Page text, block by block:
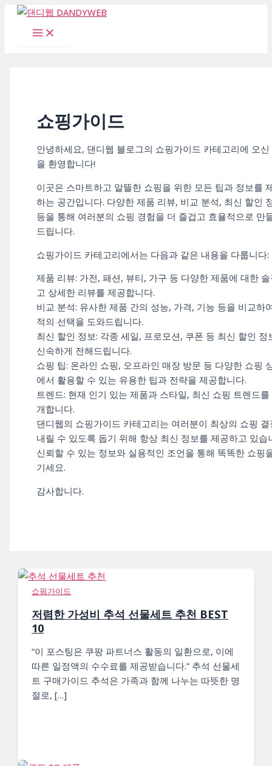
Main
Menu
쇼핑가이드
안녕하세요, 댄디웹 블로그의 쇼핑가이드 카테고리에 오신
을 환영합니다!
이곳은 스마트하고 알뜰한 쇼핑을 위한 모든 팁과 정보를
하는 공간입니다. 다양한 제품 리뷰, 비교 분석, 최신 할인
등을 통해 여러분의 쇼핑 경험을 더 즐겁고 효율적으로 만
드립니다.
쇼핑가이드 카테고리에서는 다음과 같은 내용을 다룹니다:
제품 리뷰: 가전, 패션, 뷰티, 가구 등 다양한 제품에 대한
고 상세한 리뷰를 제공합니다.
비교 분석: 유사한 제품 간의 성능, 가격, 기능 등을 비교하
적의 선택을 도와드립니다.
최신 할인 정보: 각종 세일, 프로모션, 쿠폰 등 최신 할인 정
신속하게 전해드립니다.
쇼핑 팁: 온라인 쇼핑, 오프라인 매장 방문 등 다양한 쇼핑
에서 활용할 수 있는 유용한 팁과 전략을 제공합니다.
트렌드: 현재 인기 있는 제품과 스타일, 최신 쇼핑 트렌드를
개합니다.
댄디웹의 쇼핑가이드 카테고리는 여러분이 최상의 쇼핑 결
내릴 수 있도록 돕기 위해 항상 최신 정보를 제공하고 있습
신뢰할 수 있는 정보와 실용적인 조언을 통해 똑똑한 쇼핑
기세요.
감사합니다.
쇼핑가이드
저렴한 가성비 추석 선물세트 추천 BEST
10
“이 포스팅은 쿠팡 파트너스 활동의 일환으로, 이에
따른 일정액의 수수료를 제공받습니다.” 추석 선물세
트 구매가이드 추석은 가족과 함께 나누는 따뜻한 명
절로, […]